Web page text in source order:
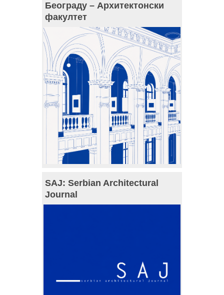
Београду – Архитектонски
факултет
SAJ: Serbian Architectural
Journal